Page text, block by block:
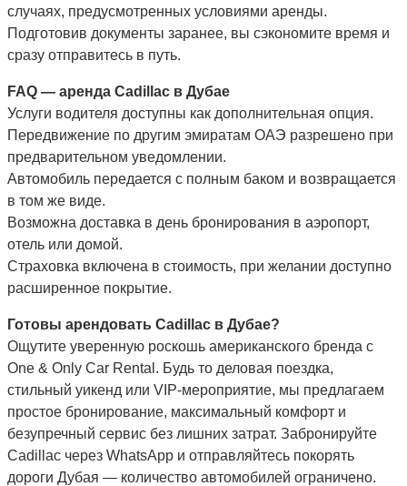
случаях, предусмотренных условиями аренды.
Подготовив документы заранее, вы сэкономите время и
сразу отправитесь в путь.
FAQ — аренда Cadillac в Дубае
Услуги водителя доступны как дополнительная опция.
Передвижение по другим эмиратам ОАЭ разрешено при
предварительном уведомлении.
Автомобиль передается с полным баком и возвращается
в том же виде.
Возможна доставка в день бронирования в аэропорт,
отель или домой.
Страховка включена в стоимость, при желании доступно
расширенное покрытие.
Готовы арендовать Cadillac в Дубае?
Ощутите уверенную роскошь американского бренда с
One & Only Car Rental. Будь то деловая поездка,
стильный уикенд или VIP-мероприятие, мы предлагаем
простое бронирование, максимальный комфорт и
безупречный сервис без лишних затрат. Забронируйте
Cadillac через WhatsApp и отправляйтесь покорять
дороги Дубая — количество автомобилей ограничено.